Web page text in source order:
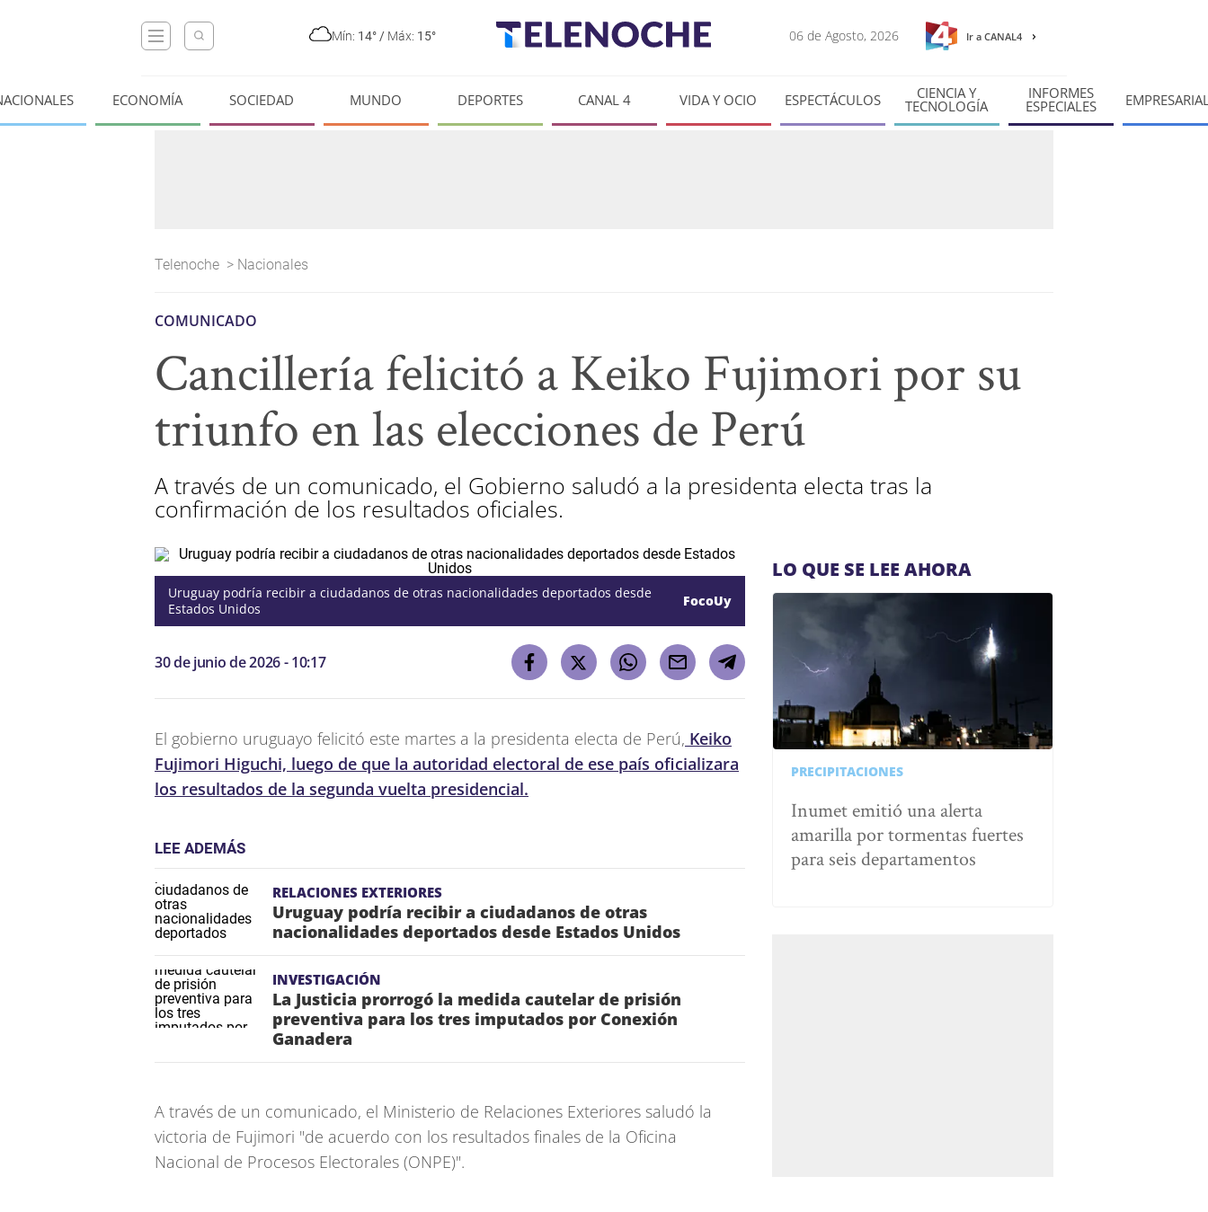
Mín: 14° / Máx: 15° 06 de Agosto, 2026 Ir a CANAL4
ECONOMÍA SOCIEDAD MUNDO DEPORTES CANAL 4 VIDA Y OCIO ESPECTÁCULOS CIENCIA Y
TECNOLOGÍA
INFORMES
ESPECIALES
Telenoche > Nacionales
COMUNICADO
Cancillería felicitó a Keiko Fujimori por su
triunfo en las elecciones de Perú
A través de un comunicado, el Gobierno saludó a la presidenta electa tras la
confirmación de los resultados oficiales.
Uruguay podría recibir a ciudadanos de otras nacionalidades deportados desde
Estados Unidos
FocoUy
30 de junio de 2026 - 10:17
El gobierno uruguayo felicitó este martes a la presidenta electa de Perú, Keiko
Fujimori Higuchi, luego de que la autoridad electoral de ese país oficializara
los resultados de la segunda vuelta presidencial.
LEE ADEMÁS
RELACIONES EXTERIORES
Uruguay podría recibir a ciudadanos de otras
nacionalidades deportados desde Estados Unidos
INVESTIGACIÓN
La Justicia prorrogó la medida cautelar de prisión
preventiva para los tres imputados por Conexión
Ganadera
A través de un comunicado, el Ministerio de Relaciones Exteriores saludó la
victoria de Fujimori "de acuerdo con los resultados finales de la Oficina
Nacional de Procesos Electorales (ONPE)".
LO QUE SE LEE AHORA
PRECIPITACIONES
Inumet emitió una alerta
amarilla por tormentas fuertes
para seis departamentos